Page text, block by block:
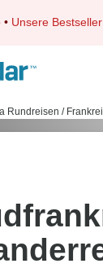
• Unsere Bestseller
Rundreisen /